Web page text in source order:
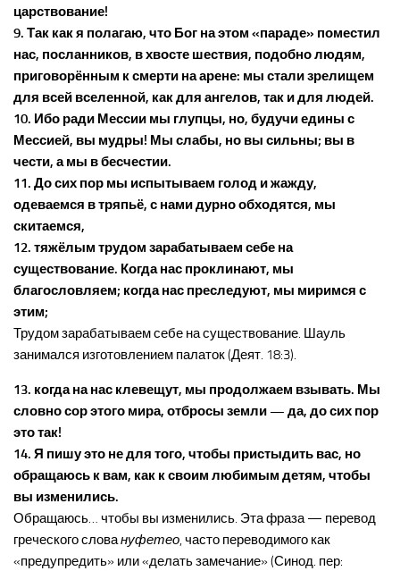
царствование!
9. Так как я полагаю, что Бог на этом «параде» поместил
нас, посланников, в хвосте шествия, подобно людям,
приговорённым к смерти на арене: мы стали зрелищем
для всей вселенной, как для ангелов, так и для людей.
10. Ибо ради Мессии мы глупцы, но, будучи едины с
Мессией, вы мудры! Мы слабы, но вы сильны; вы в
чести, а мы в бесчестии.
11. До сих пор мы испытываем голод и жажду,
одеваемся в тряпьё, с нами дурно обходятся, мы
скитаемся,
12. тяжёлым трудом зарабатываем себе на
существование. Когда нас проклинают, мы
благословляем; когда нас преследуют, мы миримся с
этим;
Трудом зарабатываем себе на существование. Шауль
занимался изготовлением палаток (Деят. 18:3).
13. когда на нас клевещут, мы продолжаем взывать. Мы
словно сор этого мира, отбросы земли — да, до сих пор
это так!
14. Я пишу это не для того, чтобы пристыдить вас, но
обращаюсь к вам, как к своим любимым детям, чтобы
вы изменились.
Обращаюсь… чтобы вы изменились. Эта фраза — перевод
греческого словануфетео, часто переводимого как
«предупредить» или «делать замечание» (Синод. пер: